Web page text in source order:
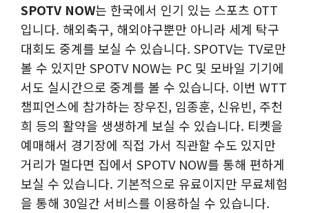
SPOTV NOW는 한국에서 인기 있는 스포츠 OTT
입니다. 해외축구, 해외야구뿐만 아니라 세계 탁구
대회도 중계를 보실 수 있습니다. SPOTV는 TV로만
볼 수 있지만 SPOTV NOW는 PC 및 모바일 기기에
서도 실시간으로 중계를 볼 수 있습니다. 이번 WTT
챔피언스에 참가하는 장우진, 임종훈, 신유빈, 주천
희 등의 활약을 생생하게 보실 수 있습니다. 티켓을
예매해서 경기장에 직접 가서 직관할 수도 있지만
거리가 멀다면 집에서 SPOTV NOW를 통해 편하게
보실 수 있습니다. 기본적으로 유료이지만 무료체험
을 통해 30일간 서비스를 이용하실 수 있습니다.